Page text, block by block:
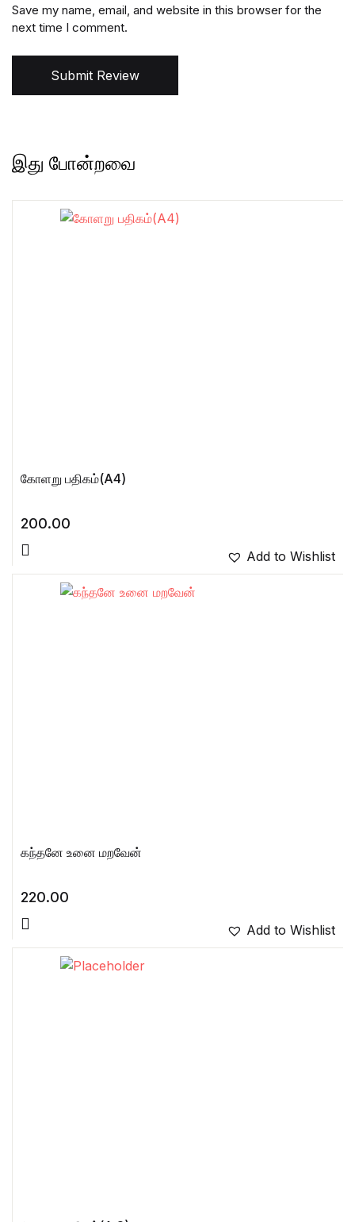
Save my name, email, and website in this browser for the
next time I comment.
Submit Review
இது போன்றவை
கோளறு பதிகம்(A4)
200.00
Add to Wishlist
கந்தனே உனை மறவேன்
220.00
Add to Wishlist